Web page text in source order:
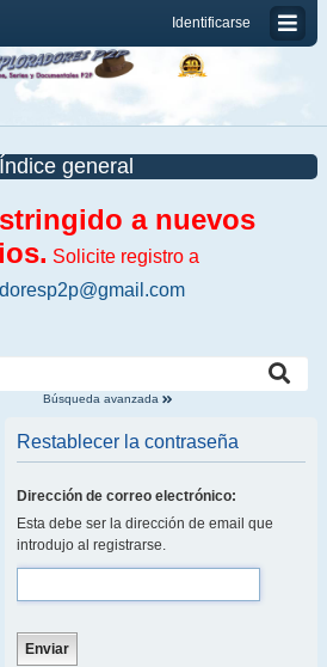
Identificarse
Índice general
a nuevos
Solicite registro a
Búsqueda avanzada
Restablecer la contraseña
Dirección de correo electrónico:
Esta debe ser la dirección de email que
introdujo al registrarse.